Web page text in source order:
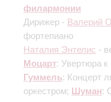
филармонии
Дирижер - Валерий
фортепиано
Наталия Энтелис -
Моцарт: Увертюра
Гуммель: Концерт
оркестром; Шуман: